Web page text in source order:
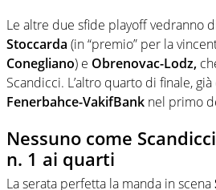
Le altre due sfide playoff vedranno
Stoccarda (in “premio” per la
Conegliano) e Obrenovac-Lodz,
Scandicci. L’altro quarto di finale,
Fenerbahce-VakifBank nel primo
Nessuno come
n. 1 ai quarti
La serata perfetta la manda in scena